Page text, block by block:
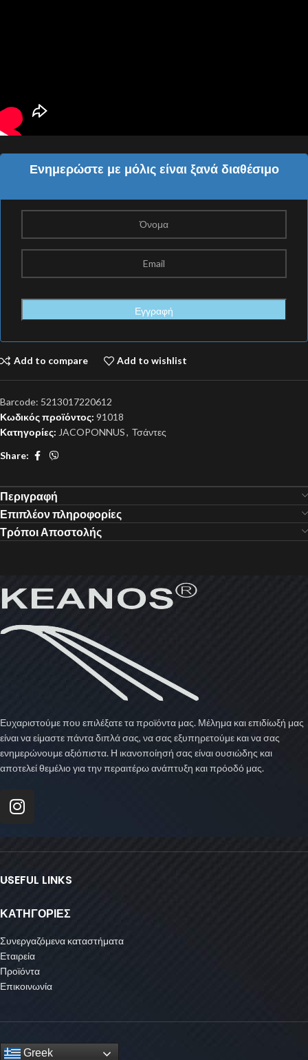
Ενημερώστε με μόλις είναι ξανά διαθέσιμο
Add to compare Add to wishlist
Barcode: 5213017220612
Κωδικός προϊόντος: 91018
Κατηγορίες: JACOPONNUS, Τσάντες
Share:
Περιγραφή
Επιπλέον πληροφορίες
Τρόποι Αποστολής
Ευχαριστούμε που επιλέξατε τα προϊόντα μας. Μέλημα και επιδίωξή μας
είναι να είμαστε πάντα διπλά σας, να σας εξυπηρετούμε και να σας
ενημερώνουμε αξιόπιστα. Η ικανοποίησή σας είναι ουσιώδης και
αποτελεί θεμέλιο για την περαιτέρω ανάπτυξη και πρόοδό μας.
USEFUL LINKS
ΚΑΤΗΓΟΡΙΕΣ
Συνεργαζόμενα καταστήματα
Εταιρεία
Προϊόντα
Επικοινωνία
Greek